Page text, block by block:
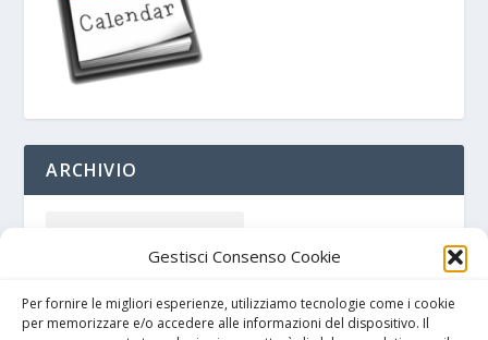
Gestisci Consenso Cookie
Per fornire le migliori esperienze, utilizziamo tecnologie come i cookie
per memorizzare e/o accedere alle informazioni del dispositivo. Il
ARCHIVIO